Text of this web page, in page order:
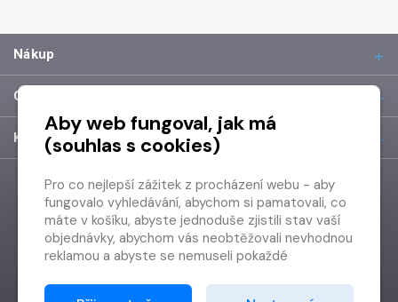
Nákup
O společnosti
Kontakt
Aby web fungoval, jak má
(souhlas s cookies)
Pro co nejlepší zážitek z procházení webu - aby
fungovalo vyhledávání, abychom si pamatovali, co
máte v košíku, abyste jednoduše zjistili stav vaší
objednávky, abychom vás neobtěžovali nevhodnou
reklamou a abyste se nemuseli pokaždé